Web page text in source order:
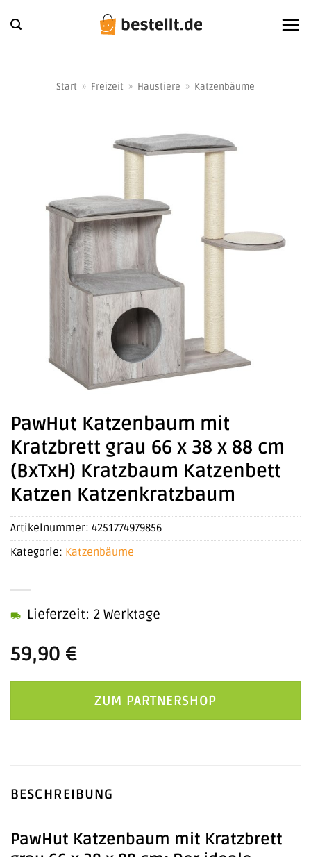
Inhalt
Start » Freizeit » Haustiere » Katzenbäume
PawHut Katzenbaum mit
Kratzbrett grau 66 x 38 x 88 cm
(BxTxH) Kratzbaum Katzenbett
Katzen Katzenkratzbaum
59,90 €
Lieferzeit: 2 Werktage
ZUM PARTNERSHOP
Artikelnummer: 4251774979856
Kategorie: Katzenbäume
BESCHREIBUNG
PawHut Katzenbaum mit Kratzbrett